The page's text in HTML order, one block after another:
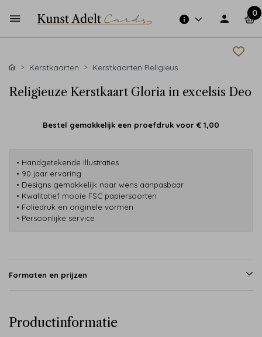
0
Kerstkaarten Kerstkaarten Religieus
Religieuze Kerstkaart Gloria in excelsis Deo
Bestel gemakkelijk een proefdruk voor € 1,00
• Handgetekende illustraties
• 90 jaar ervaring
• Designs gemakkelijk naar wens aanpasbaar
• Kwalitatief mooie FSC papiersoorten
• Foliedruk en originele vormen
• Persoonlijke service
Formaten en prijzen
Productinformatie